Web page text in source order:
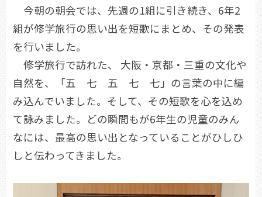
今朝の朝会では、先週の1組に引き続き、6年2
組が修学旅行の思い出を短歌にまとめ、その発表
を行いました。
修学旅行で訪れた、 大阪・京都・三重の文化や
自然を、「五 七 五 七 七」の言葉の中に編
み込んでいました。そして、その短歌を心を込め
て詠みました。どの瞬間もが6年生の児童のみん
なには、最高の思い出となっていることがひしひ
しと伝わってきました。